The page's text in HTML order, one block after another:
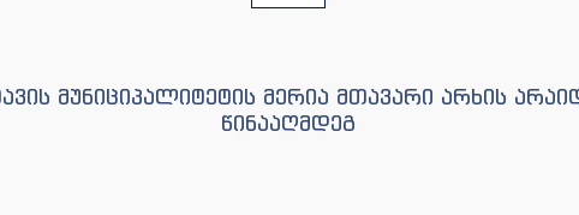
მუნიციპალიტეტის მერია მთავარი არხის
წინააღმდეგ